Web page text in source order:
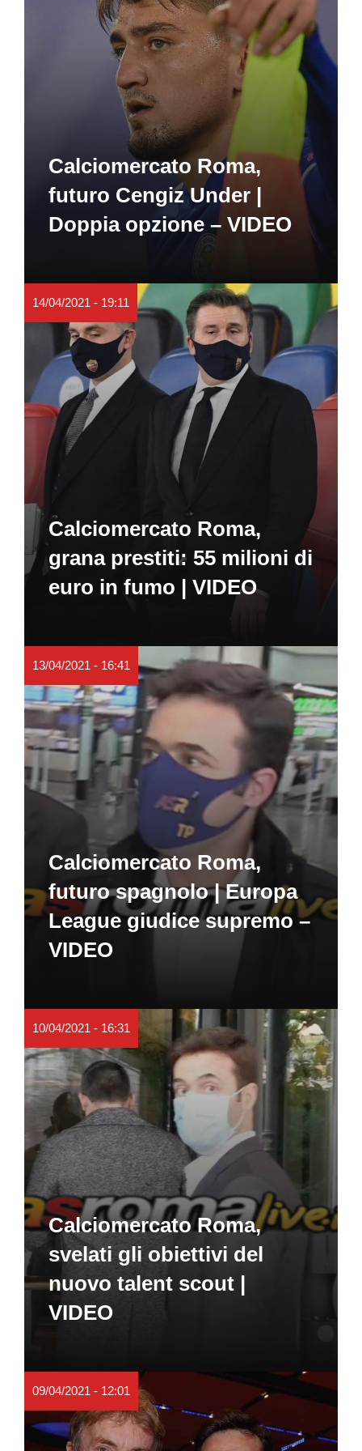
Calciomercato Roma,
futuro Cengiz Under |
Doppia opzione – VIDEO
14/04/2021 - 19:11
Calciomercato Roma,
grana prestiti: 55 milioni di
euro in fumo | VIDEO
13/04/2021 - 16:41
Calciomercato Roma,
futuro spagnolo | Europa
League giudice supremo –
VIDEO
10/04/2021 - 16:31
Calciomercato Roma,
svelati gli obiettivi del
nuovo talent scout |
VIDEO
09/04/2021 - 12:01